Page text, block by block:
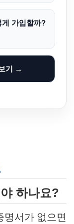
게 가입할까?
기 →
하나요?
명서가 없으면